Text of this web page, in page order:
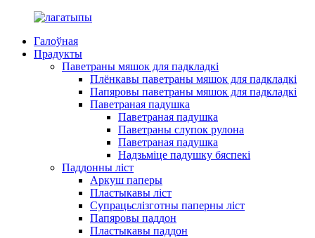
Галоўная
Прадукты
Паветраны мяшок для падкладкі
Плёнкавы паветраны мяшок для падкладкі
Папяровы паветраны мяшок для падкладкі
Паветраная падушка
Паветраная падушка
Паветраны слупок рулона
Паветраная падушка
Надзьміце падушку бяспекі
Паддонны ліст
Аркуш паперы
Пластыкавы ліст
Супрацьслізготны паперны ліст
Папяровы паддон
Пластыкавы паддон